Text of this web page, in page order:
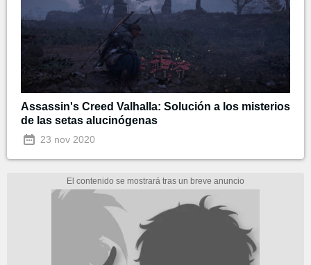
Assassin's Creed Valhalla: Solución a los misterios
de las setas alucinógenas
23 nov 2020